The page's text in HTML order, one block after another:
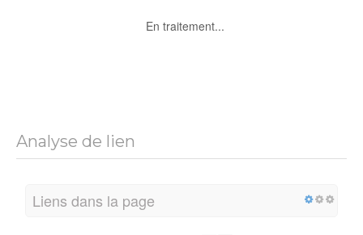
En traitement...
Analyse de lien
Liens dans la page